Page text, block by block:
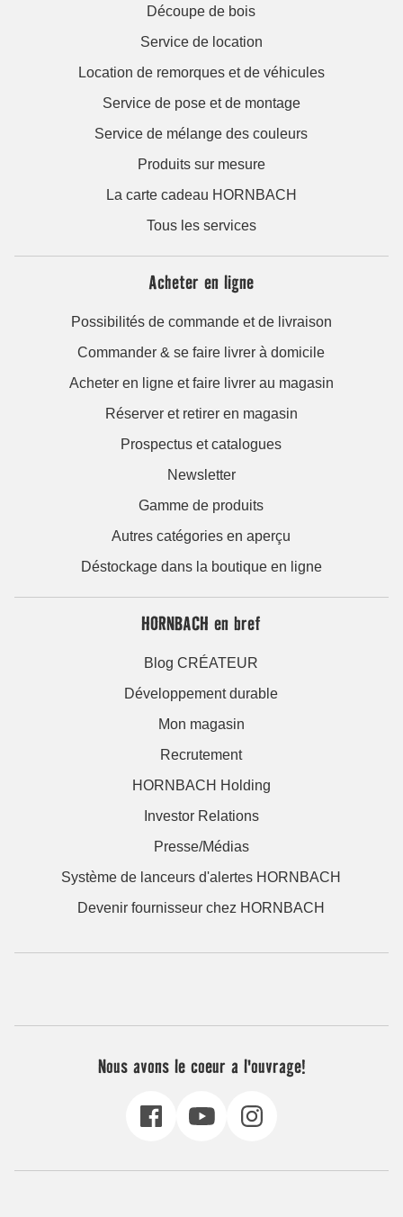
Découpe de bois
Service de location
Location de remorques et de véhicules
Service de pose et de montage
Service de mélange des couleurs
Produits sur mesure
La carte cadeau HORNBACH
Tous les services
Acheter en ligne
Possibilités de commande et de livraison
Commander & se faire livrer à domicile
Acheter en ligne et faire livrer au magasin
Réserver et retirer en magasin
Prospectus et catalogues
Newsletter
Gamme de produits
Autres catégories en aperçu
Déstockage dans la boutique en ligne
HORNBACH en bref
Blog CRÉATEUR
Développement durable
Mon magasin
Recrutement
HORNBACH Holding
Investor Relations
Presse/Médias
Système de lanceurs d'alertes HORNBACH
Devenir fournisseur chez HORNBACH
Nous avons le coeur a l'ouvrage!